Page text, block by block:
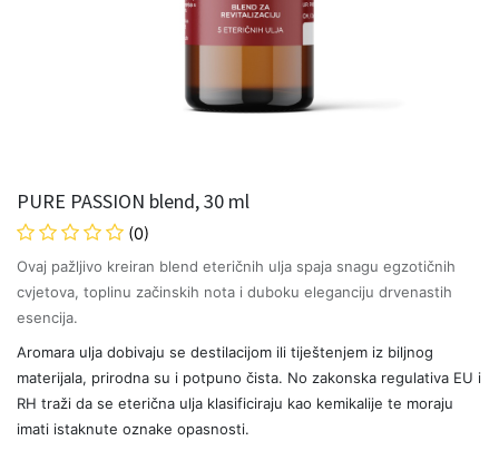
PURE PASSION blend, 30 ml
(0)
Ovaj pažljivo kreiran blend eteričnih ulja spaja snagu egzotičnih
cvjetova, toplinu začinskih nota i duboku eleganciju drvenastih
esencija.
Aromara ulja dobivaju se destilacijom ili tiještenjem iz biljnog
materijala, prirodna su i potpuno čista. No zakonska regulativa EU i
RH traži da se eterična ulja klasificiraju kao kemikalije te moraju
imati istaknute oznake opasnosti.